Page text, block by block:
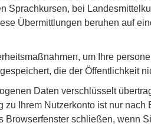
Sprachkursen, bei
Übermittlungen beruhen auf
um Ihre
die der Öffentlichkeit
Daten verschlüsselt
Ihrem Nutzerkonto ist nur
schließen, wenn